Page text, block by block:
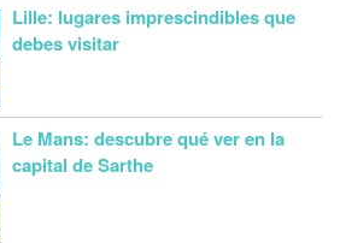
Lille: lugares imprescindibles que
debes visitar
Le Mans: descubre qué ver en la
capital de Sarthe